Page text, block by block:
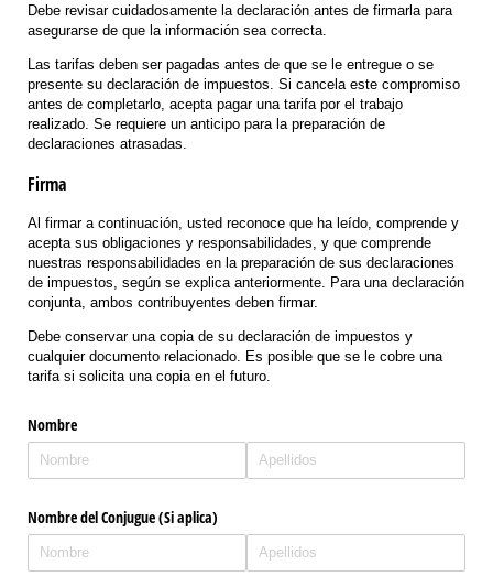
Debe revisar cuidadosamente la declaración antes de firmarla para
asegurarse de que la información sea correcta.
Las tarifas deben ser pagadas antes de que se le entregue o se
presente su declaración de impuestos. Si cancela este compromiso
antes de completarlo, acepta pagar una tarifa por el trabajo
realizado. Se requiere un anticipo para la preparación de
declaraciones atrasadas.
Firma
Al firmar a continuación, usted reconoce que ha leído, comprende y
acepta sus obligaciones y responsabilidades, y que comprende
nuestras responsabilidades en la preparación de sus declaraciones
de impuestos, según se explica anteriormente. Para una declaración
conjunta, ambos contribuyentes deben firmar.
Debe conservar una copia de su declaración de impuestos y
cualquier documento relacionado. Es posible que se le cobre una
tarifa si solicita una copia en el futuro.
Nombre
Nombre del Conjugue (Si aplica)